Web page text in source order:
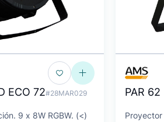
ECO 72#28MAR029
9 x 8W RGBW. (<)
PAR 62
Proyector